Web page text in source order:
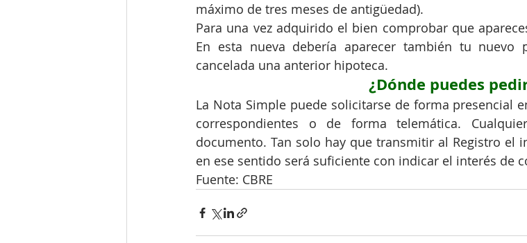
máximo de tres meses de antigüedad).
Para una vez adquirido el bien comprobar que
En esta nueva debería aparecer también tu nuevo
cancelada una anterior hipoteca.
¿Dónde puedes
La Nota Simple puede solicitarse de forma presencial
correspondientes o de forma telemática.
documento. Tan solo hay que transmitir al Registro el
en ese sentido será suficiente con indicar el interés de
Fuente: CBRE